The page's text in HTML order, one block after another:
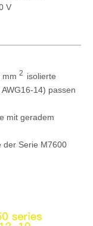
V
mm 2 isolierte
14) passen
mit geradem
der Serie M7600